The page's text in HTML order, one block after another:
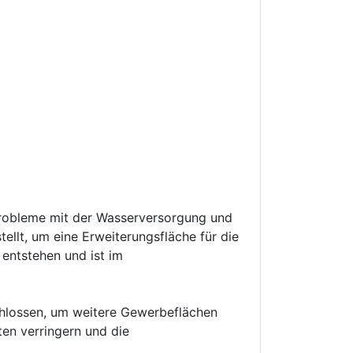
mit der Wasserversorgung und
um eine Erweiterungsfläche für die
und ist im
um weitere Gewerbeflächen
verringern und die